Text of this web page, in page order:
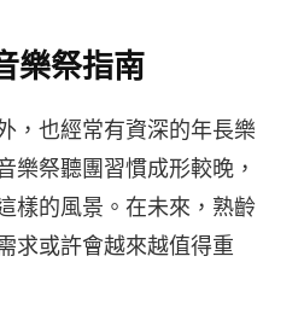
樂祭指南
，也經常有資深的年長樂
樂祭聽團習慣成形較晚，
樣的風景。在未來，熟齡
求或許會越來越值得重